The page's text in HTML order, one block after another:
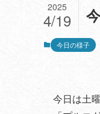
2025
4/19
今日の様子
今日は土